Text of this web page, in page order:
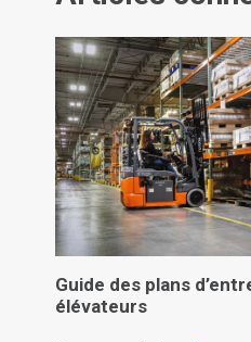
Guide des plans
élévateurs